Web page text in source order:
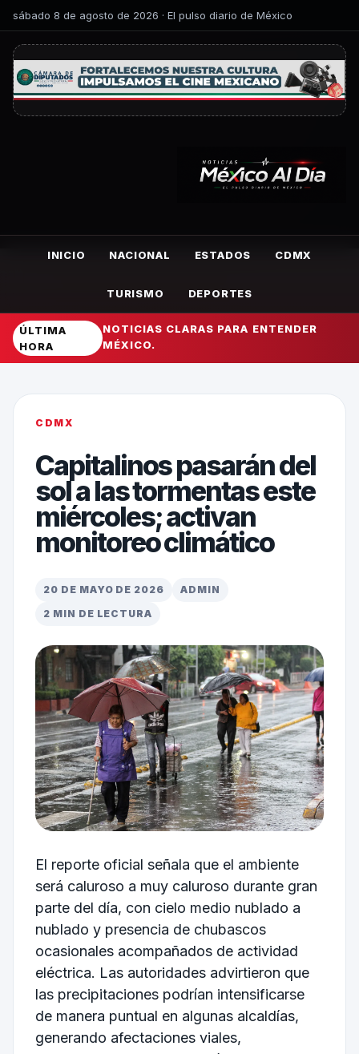
sábado 8 de agosto de 2026 · El pulso diario de México
INICIO NACIONAL ESTADOS CDMX
TURISMO DEPORTES
ÚLTIMA
HORA
NOTICIAS CLARAS PARA ENTENDER
MÉXICO.
CDMX
Capitalinos pasarán del
sol a las tormentas este
miércoles; activan
monitoreo climático
20 DE MAYO DE 2026
ADMIN
2 MIN DE LECTURA
El reporte oficial señala que el ambiente
será caluroso a muy caluroso durante gran
parte del día, con cielo medio nublado a
nublado y presencia de chubascos
ocasionales acompañados de actividad
eléctrica. Las autoridades advirtieron que
las precipitaciones podrían intensificarse
de manera puntual en algunas alcaldías,
generando afectaciones viales,